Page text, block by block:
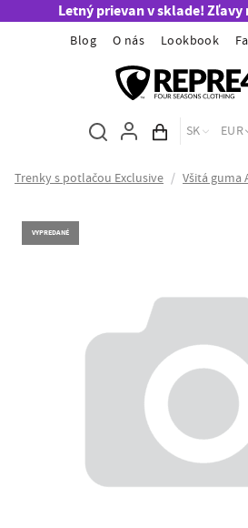
Letný prievan v sklade! Zľavy
Blog O nás Lookbook
Obsah košíka
SK EUR
Trenky s potlačou Exclusive / Všitá guma
VYPREDANÉ